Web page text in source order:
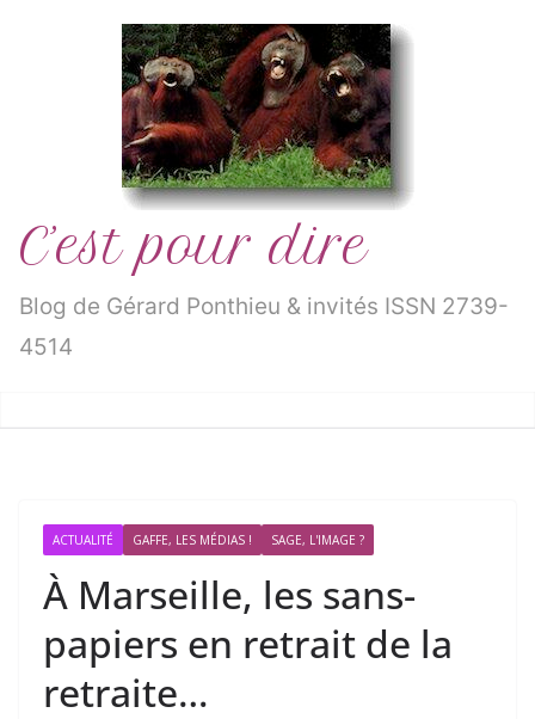
C’est pour dire
Blog de Gérard Ponthieu & invités ISSN 2739-
4514
ACTUALITÉ GAFFE, LES MÉDIAS ! SAGE, L'IMAGE ?
À Marseille, les sans-
papiers en retrait de la
retraite…